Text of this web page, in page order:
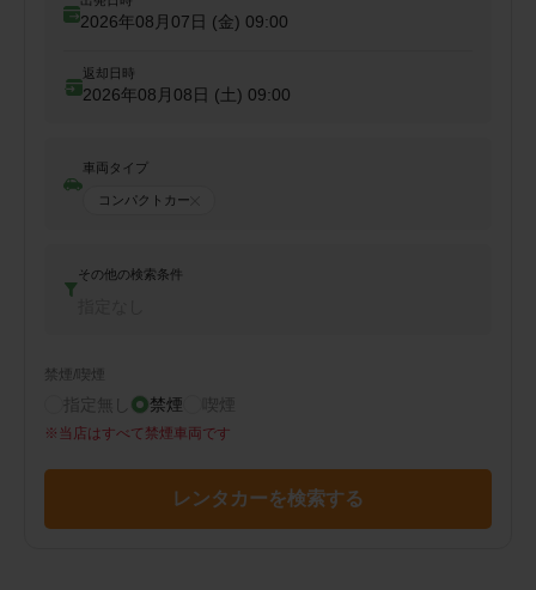
2026年08月07日 (金) 09:00
返却日時
2026年08月08日 (土) 09:00
車両タイプ
コンパクトカー
その他の検索条件
禁煙/喫煙
指定無し 禁煙 喫煙
※ 当店はすべて禁煙車両です
レンタカーを検索する